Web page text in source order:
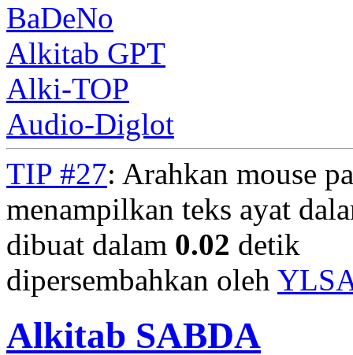
BaDeNo
Alkitab GPT
Alki-TOP
Audio-Diglot
TIP #27: Arahkan mouse
menampilkan teks ayat
dibuat dalam 0.02 detik
dipersembahkan oleh
Alkitab SABDA